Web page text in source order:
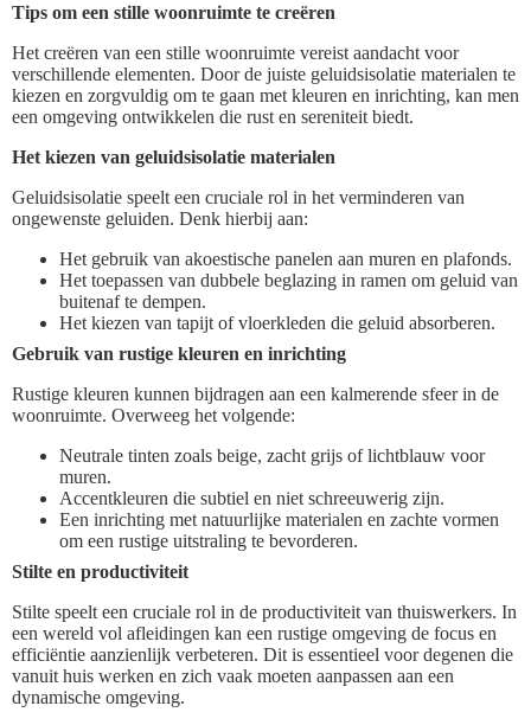
Tips om een stille woonruimte te creëren
Het creëren van een stille woonruimte vereist aandacht voor
verschillende elementen. Door de juiste geluidsisolatie materialen te
kiezen en zorgvuldig om te gaan met kleuren en inrichting, kan men
een omgeving ontwikkelen die rust en sereniteit biedt.
Het kiezen van geluidsisolatie materialen
Geluidsisolatie speelt een cruciale rol in het verminderen van
ongewenste geluiden. Denk hierbij aan:
Het gebruik van akoestische panelen aan muren en plafonds.
Het toepassen van dubbele beglazing in ramen om geluid van
buitenaf te dempen.
Het kiezen van tapijt of vloerkleden die geluid absorberen.
Gebruik van rustige kleuren en inrichting
Rustige kleuren kunnen bijdragen aan een kalmerende sfeer in de
woonruimte. Overweeg het volgende:
Neutrale tinten zoals beige, zacht grijs of lichtblauw voor
muren.
Accentkleuren die subtiel en niet schreeuwerig zijn.
Een inrichting met natuurlijke materialen en zachte vormen
om een rustige uitstraling te bevorderen.
Stilte en productiviteit
Stilte speelt een cruciale rol in de productiviteit van thuiswerkers. In
een wereld vol afleidingen kan een rustige omgeving de focus en
efficiëntie aanzienlijk verbeteren. Dit is essentieel voor degenen die
vanuit huis werken en zich vaak moeten aanpassen aan een
dynamische omgeving.